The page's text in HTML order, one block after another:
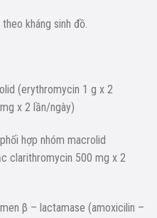
kháng sinh đồ.
(erythromycin 1 g x 2
x 2 lần/ngày)
hợp nhóm macrolid
clarithromycin 500 mg x 2
β – lactamase (amoxicilin –